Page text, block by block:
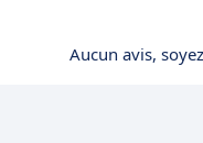
Aucun avis,